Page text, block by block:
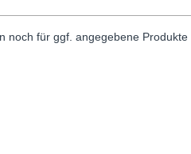
noch für ggf. angegebene Produkte